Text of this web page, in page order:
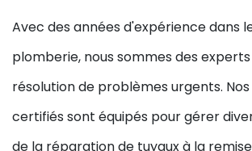
Avec des années d'expérience dans
plomberie, nous sommes des
résolution de problèmes urgents.
certifiés sont équipés pour gérer
de la réparation de tuyaux à la